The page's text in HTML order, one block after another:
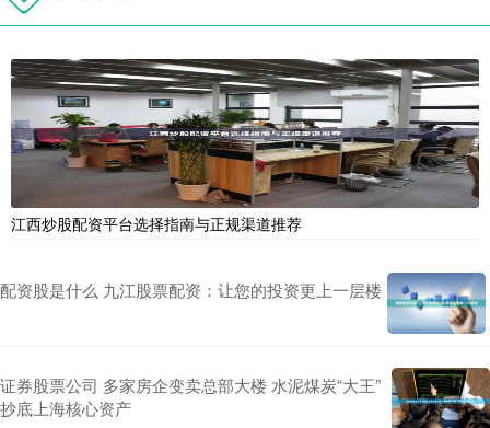
江西炒股配资平台选择指南与正规渠道推荐
配资股是什么 九江股票配资：让您的投资更上一层楼
证券股票公司 多家房企变卖总部大楼 水泥煤炭“大王”
抄底上海核心资产